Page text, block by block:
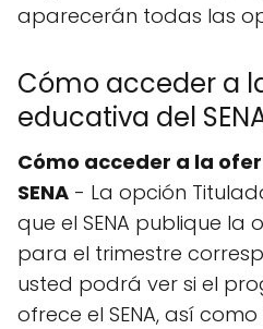
aparecerán todas las
Cómo acceder a
educativa del
Cómo acceder a la
SENA - La opción
que el SENA publique
para el trimestre
usted podrá ver si el
ofrece el SENA, así